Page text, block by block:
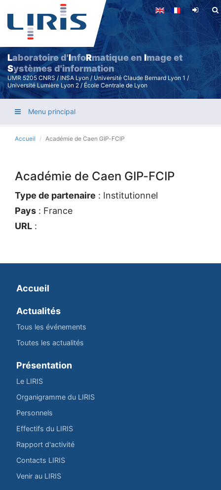
Aller
contenu
principal
Laboratoire d'InfoRmatique enImage et
Systèmes d'information
UMR 5205 CNRS / INSA Lyon / Université Claude Bernard Lyon 1 /
Université Lumière Lyon 2 / École Centrale de Lyon
Menu principal
Accueil Académie de Caen GIP-FCIP
Académie de Caen GIP-FCIP
Type de partenaire : Institutionnel
Pays : France
URL :
Accueil
Actualités
Tous les événements
Toutes les actualités
Présentation
Le LIRIS
Organigramme du LIRIS
Personnels
Effectifs du LIRIS
Rapport d'activité
Contacts LIRIS
Venir au LIRIS